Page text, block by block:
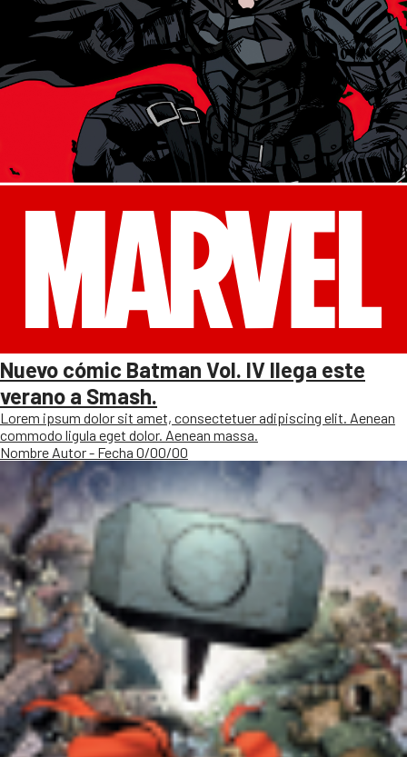
Nuevo cómic Batman Vol. IV llega este
verano a Smash.
Lorem ipsum dolor sit amet, consectetuer adipiscing elit. Aenean
commodo ligula eget dolor. Aenean massa.
Nombre Autor - Fecha 0/00/00